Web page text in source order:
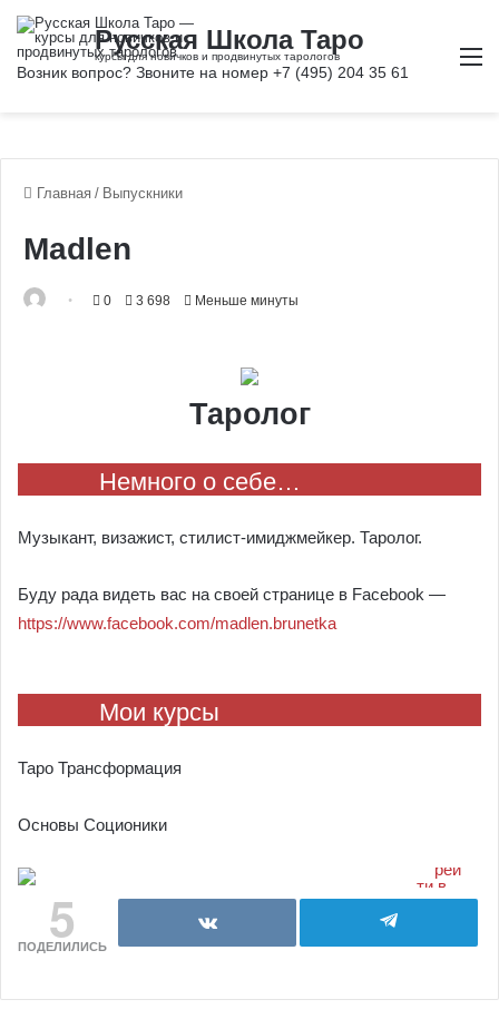
Главная / Выпускники
Madlen
0 3 698 Меньше минуты
Таролог
Немного о себе…
Музыкант, визажист, стилист-имиджмейкер. Таролог.
Буду рада видеть вас на своей странице в Facebook —
https://www.facebook.com/madlen.brunetka
Мои курсы
Таро Трансформация
Основы Соционики
5
ПОДЕЛИЛИСЬ